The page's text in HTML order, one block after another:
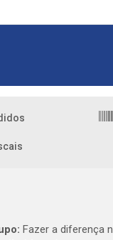
Fazer a diferença